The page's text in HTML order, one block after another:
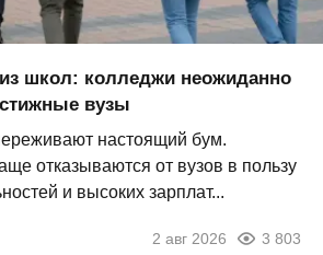
из школ: колледжи неожиданно
вузы
настоящий бум.
отказываются от вузов в пользу
и высоких зарплат...
2 авг 2026 3 803